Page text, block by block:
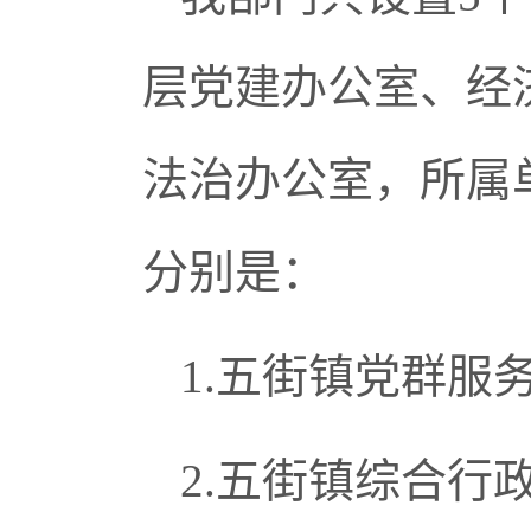
层党建办公室、
法治办公室，所
分别是：
1.五街镇党群服
2.五街镇综合行